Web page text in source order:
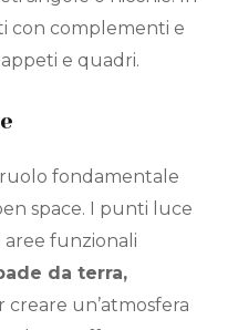
con complementi e
e quadri.
fondamentale
space. I punti luce
funzionali
da terra,
creare un’atmosfera